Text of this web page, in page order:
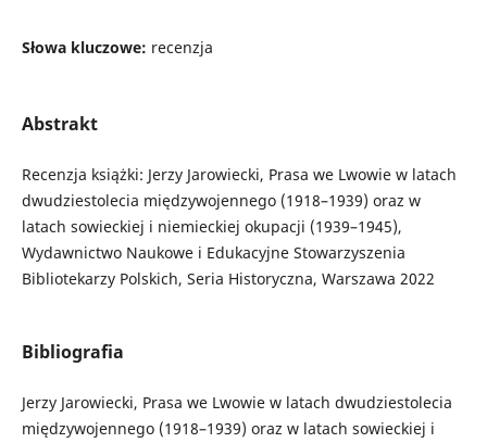
Słowa kluczowe: recenzja
Abstrakt
Recenzja książki: Jerzy Jarowiecki, Prasa we Lwowie w latach
dwudziestolecia międzywojennego (1918–1939) oraz w
latach sowieckiej i niemieckiej okupacji (1939–1945),
Wydawnictwo Naukowe i Edukacyjne Stowarzyszenia
Bibliotekarzy Polskich, Seria Historyczna, Warszawa 2022
Bibliografia
Jerzy Jarowiecki, Prasa we Lwowie w latach dwudziestolecia
międzywojennego (1918–1939) oraz w latach sowieckiej i